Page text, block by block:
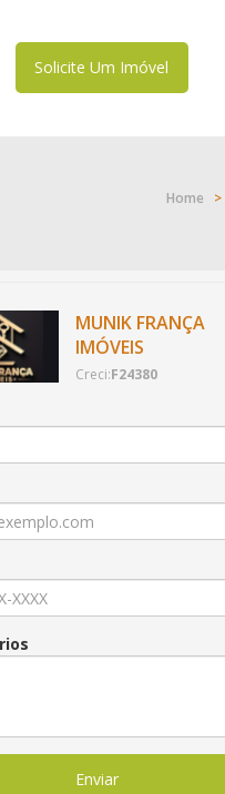
Solicite Um Imóvel
Home
MUNIK FRANÇA
IMÓVEIS
Creci:F24380
Enviar